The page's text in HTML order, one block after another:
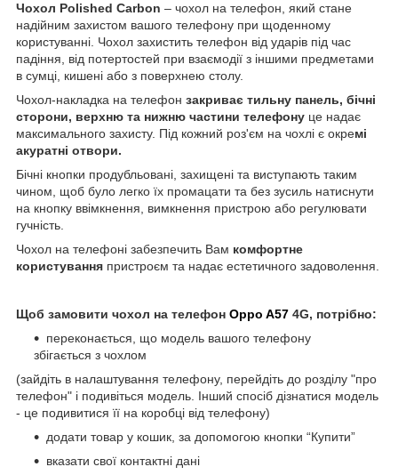
Чохол Polished Carbon – чохол на телефон, який стане
надійним захистом вашого телефону при щоденному
користуванні. Чохол захистить телефон від ударів під час
падіння, від потертостей при взаємодії з іншими предметами
в сумці, кишені або з поверхнею столу.
Чохол-накладка на телефон закриває тильну панель, бічні
сторони, верхню та нижню частини телефону це надає
максимального захисту. Під кожний роз'єм на чохлі є окремі
акуратні отвори.
Бічні кнопки продубльовані, захищені та виступають таким
чином, щоб було легко їх промацати та без зусиль натиснути
на кнопку ввімкнення, вимкнення пристрою або регулювати
гучність.
Чохол на телефоні забезпечить Вам комфортне
користування пристроєм та надає естетичного задоволення.
Щоб замовити чохол на телефон Oppo A57 4G, потрібно:
переконається, що модель вашого телефону
збігається з чохлом
(зайдіть в налаштування телефону, перейдіть до розділу "про
телефон" і подивіться модель. Інший спосіб дізнатися модель
- це подивитися її на коробці від телефону)
додати товар у кошик, за допомогою кнопки “Купити”
вказати свої контактні дані